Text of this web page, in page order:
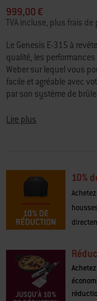
sur
5,
valeur
de
la
note
moyenne.
Read
7
Reviews.
sur
la
999,00 €
TVA incluse, plus frais de
Le Genesis E-315 à
qualité, les
Weber sur lequel vous
facile et agréable avec
par son système de
régulières et diffusent
Les brûleurs PureBlu
Les grilles de cuisson
saisie optimale des
typique d'un barbecue
Système de gestion
Les grilles de cuisson
de cuisson au barbecue
Lire plus
10%